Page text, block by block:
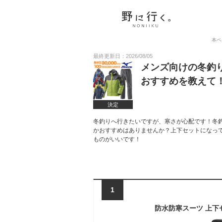
本
最終更新日：2026/08/05
決定
メンズ向けの冬釣
おすすめを教えて
冬釣りへ行きたいですが、寒さが心配です！
かおすすめはありませんか？上下セットにな
ものがいいです！
1